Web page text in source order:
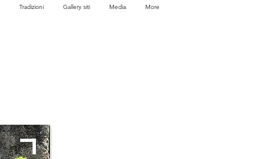
Tradizioni Gallery siti Media More